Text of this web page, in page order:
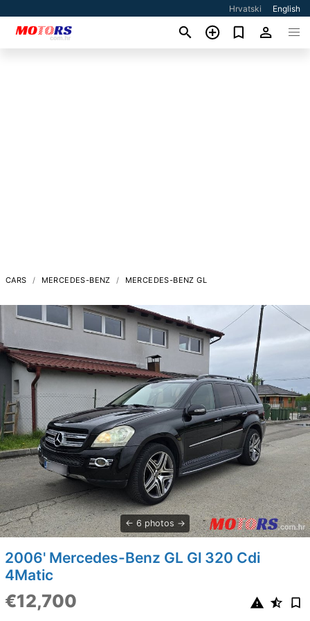
Hrvatski English
CARS MERCEDES-BENZ MERCEDES-BENZ GL
6 photos
2006' Mercedes-Benz GL Gl 320 Cdi
4Matic
€12,700